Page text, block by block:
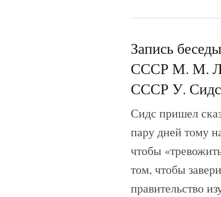
Запись
СССР М. М.
СССР У.
Сидс пришел
пару дней тому
чтобы
том, чтобы
правительство